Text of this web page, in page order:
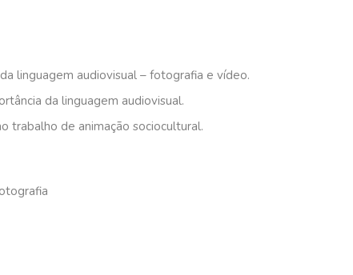
linguagem audiovisual – fotografia e vídeo.
da linguagem audiovisual.
trabalho de animação sociocultural.